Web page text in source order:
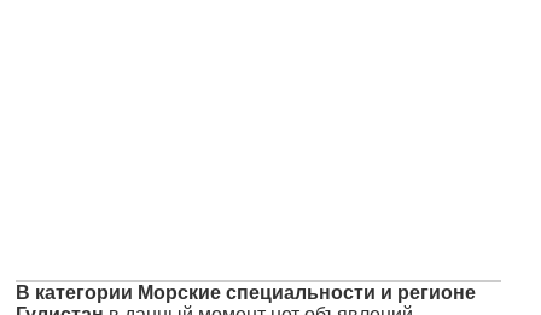
В категории Морские специальности и регионе